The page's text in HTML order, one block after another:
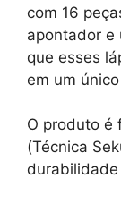
com 16
apontador e
que esses
em um
O produto é
(Técnica